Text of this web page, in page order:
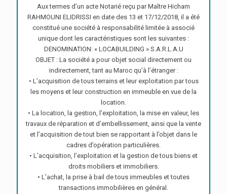
Aux termes d’un acte Notarié reçu par Maître Hicham
RAHMOUNI ELIDRISSI en date des 13 et 17/12/2018, il a été
constitué une société à responsabilité limitée à associé
unique dont les caractéristiques sont les suivantes :
DENOMINATION: « LOCABUILDING » S.A.R.L.A.U
OBJET : La société a pour objet social directement ou
indirectement, tant au Maroc qu’à l’étranger :
• L’acquisition de tous terrains et leur exploitation par tous
les moyens et leur construction en immeuble en vue de la
location.
• La location, la gestion, l’exploitation, la mise en valeur, les
travaux de réparation et d’embellissement, ainsi que la vente
et l’acquisition de tout bien se rapportant à l’objet dans le
cadres d’opération particulières.
• L’acquisition, l’exploitation et la gestion de tous biens et
droits mobiliers et immobiliers.
• L’achat, la prise à bail de tous immeubles et toutes
transactions immobilières en général.